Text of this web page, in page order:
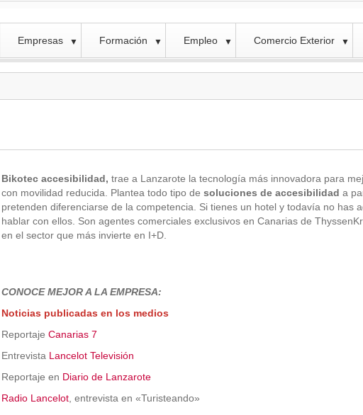
Empresas ▼ Formación ▼ Empleo ▼ Comercio Exterior ▼
Bikotec accesibilidad, trae a Lanzarote la tecnología más innovadora para
con movilidad reducida. Plantea todo tipo de soluciones de accesibilidad a
pretenden diferenciarse de la competencia. Si tienes un hotel y todavía no has
hablar con ellos. Son agentes comerciales exclusivos en Canarias de
en el sector que más invierte en I+D.
CONOCE MEJOR A LA EMPRESA:
Noticias publicadas en los medios
Reportaje Canarias 7
Entrevista LancelotTelevisión
Reportaje en Diario de Lanzarote
Radio Lancelot, entrevista en «Turisteando»